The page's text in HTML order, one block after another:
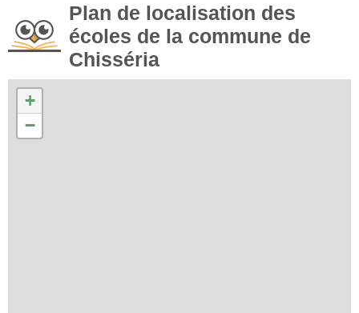
Plan de localisation des
écoles de la commune de
Chisséria
+
−